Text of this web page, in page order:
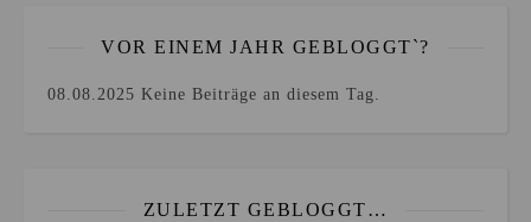
VOR EINEM JAHR GEBLOGGT`?
08.08.2025 Keine Beiträge an diesem Tag.
ZULETZT GEBLOGGT…